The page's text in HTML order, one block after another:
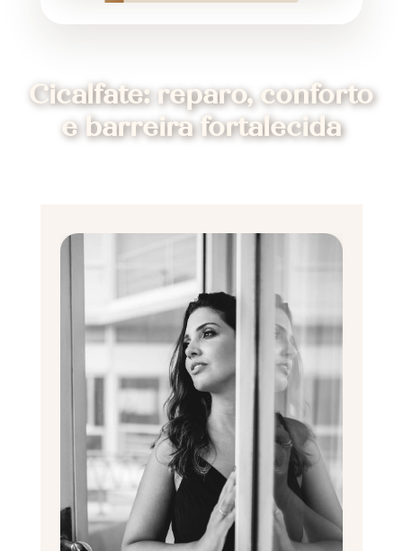
Cicalfate: reparo, conforto
e barreira fortalecida